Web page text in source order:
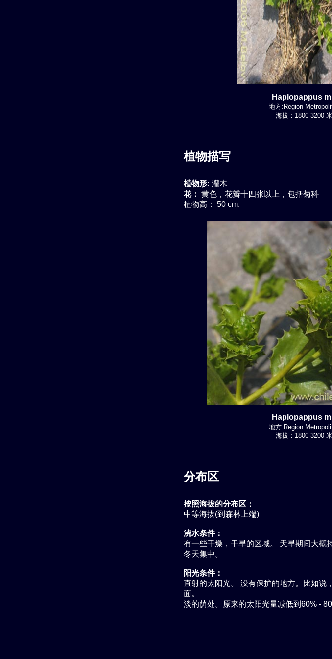
Haplopappus
地方:Region
海拔：1800-3200
植物描写
植物形: 灌木
花： 黄色，花瓣十四张以上，包括菊科
植物高： 50 cm.
Haplopappus
地方:Region
海拔：1800-3200
分布区
按照海拔的分布区：
中等海拔(到森林上端)
浇水条件：
有一些干燥，干旱的区域。 天旱期间大概
冬天集中。
阳光条件：
直射的太阳光。 没有保护的地方。比如说
面。
淡的荫处。原来的太阳光量减低到60% -